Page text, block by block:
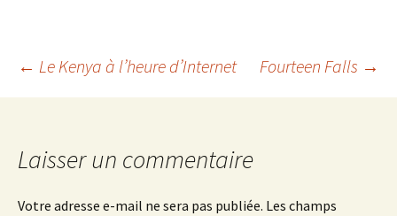
Navigation
articles
← Le Kenya à l’heure d’Internet Fourteen Falls →
Laisser un commentaire
Votre adresse e-mail ne sera pas publiée. Les champs